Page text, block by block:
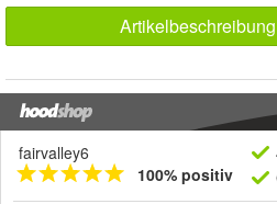
fairvalley6
100% positiv